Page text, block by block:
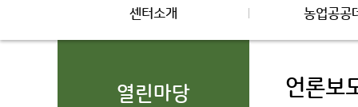
센터소개 농업공공
열린마당 언론보